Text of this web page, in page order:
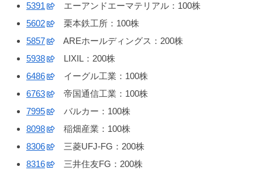
5391
エーアンドエーマテリアル：100株
5602
栗本鉄工所：100株
5857
AREホールディングス：200株
5938
LIXIL：200株
6486
イーグル工業：100株
6763
帝国通信工業：100株
7995
バルカー：100株
8098
稲畑産業：100株
8306
三菱UFJ-FG：200株
8316
三井住友FG：200株